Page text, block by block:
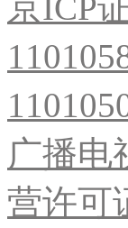
广播电
营许可